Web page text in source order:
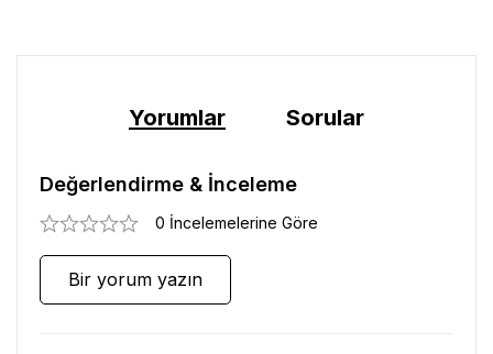
Yorumlar Sorular
Değerlendirme & İnceleme
0 İncelemelerine Göre
Bir yorum yazın